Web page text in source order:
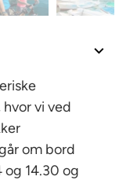
hvor vi ved
om bord
og 14.30 og